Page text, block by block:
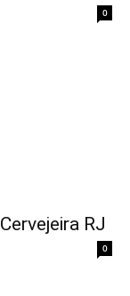
0
RJ
0